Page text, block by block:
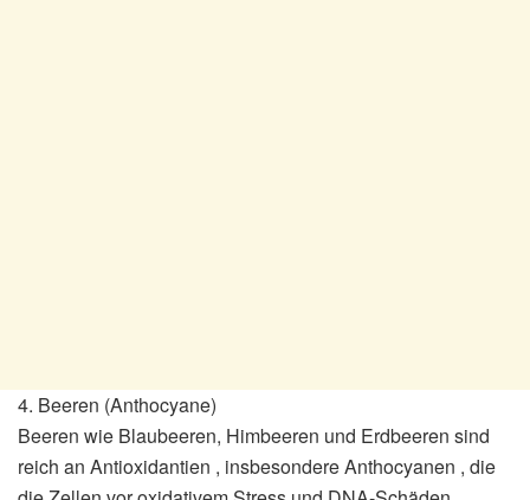
4. Beeren (Anthocyane)
Beeren wie Blaubeeren, Himbeeren und Erdbeeren sind
reich an Antioxidantien , insbesondere Anthocyanen , die